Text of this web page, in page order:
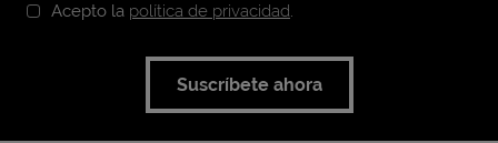
Acepto la política de privacidad.
Suscríbete ahora